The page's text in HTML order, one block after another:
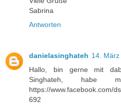
Sabrina
Antworten
danielasinghateh 14.
Hallo, bin gerne mit
Singhateh,
https://www.facebook.com/
692